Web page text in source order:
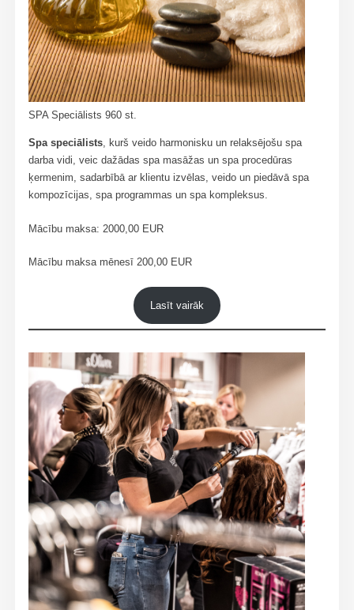
SPA Speciālists 960 st.
Spa speciālists, kurš veido harmonisku un relaksējošu spa
darba vidi, veic dažādas spa masāžas un spa procedūras
ķermenim, sadarbībā ar klientu izvēlas, veido un piedāvā spa
kompozīcijas, spa programmas un spa kompleksus.
Mācību maksa: 2000,00 EUR
Mācību maksa mēnesī 200,00 EUR
Lasīt vairāk